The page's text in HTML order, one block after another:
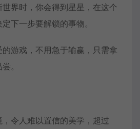
界时，你会得到星星，在这个
下一步要解锁的事物。
游戏，不用急于输赢，只需拿
。
令人难以置信的美学，超过